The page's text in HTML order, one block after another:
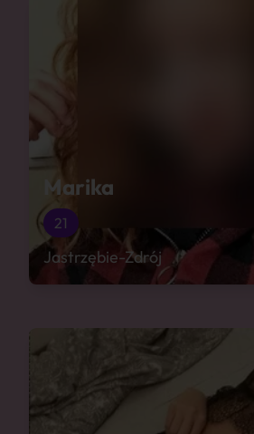
Marika
21
Jastrzębie-Zdrój